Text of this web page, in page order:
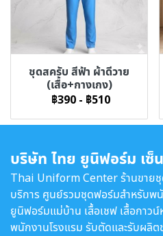
ชุดสครับ สีฟ้า ผ้าดีวาย
(เสื้อ+กางเกง)
฿390 - ฿510
บริษัท ไทย ยูนิฟอร์ม เซ็
Thai Uniform Center ร้านขาย
บริการ ศูนย์รวมชุดฟอร์มสำหรับพ
ยูนิฟอร์มแม่บ้าน เสื้อเชฟ เสื้อกาว
พนักงานโรงแรม รับตัดและรับผลิ